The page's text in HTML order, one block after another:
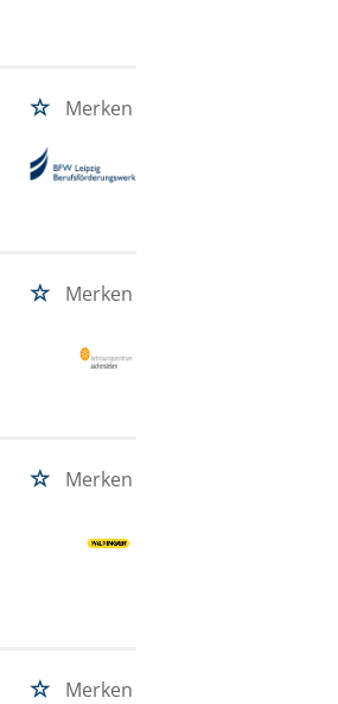
Merken
Merken
Merken
Merken